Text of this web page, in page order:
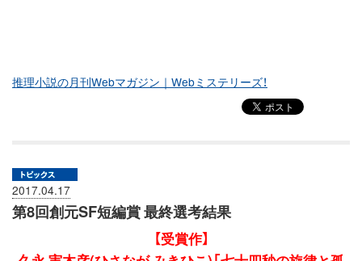
推理小説の月刊Webマガジン｜Webミステリーズ！
2017.04.17
第8回創元SF短編賞 最終選考結果
【受賞作】